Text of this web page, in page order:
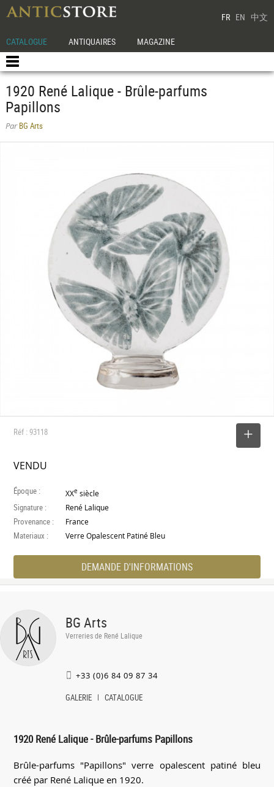
FR EN 中文
CATALOGUE ANTIQUAIRES MAGAZINE
1920 René Lalique - Brûle-parfums
Papillons
ParBG Arts
Réf : 93118
VENDU
Époque : XXe siècle
Signature : René Lalique
Provenance : France
Materiaux : Verre Opalescent Patiné Bleu
DEMANDE D'INFORMATIONS
BG Arts
Verreries de René Lalique
+33 (0)6 84 09 87 34
GALERIE CATALOGUE
1920 René Lalique - Brûle-parfums Papillons
Brûle-parfums "Papillons" verre opalescent patiné bleu
créé par René Lalique en 1920.